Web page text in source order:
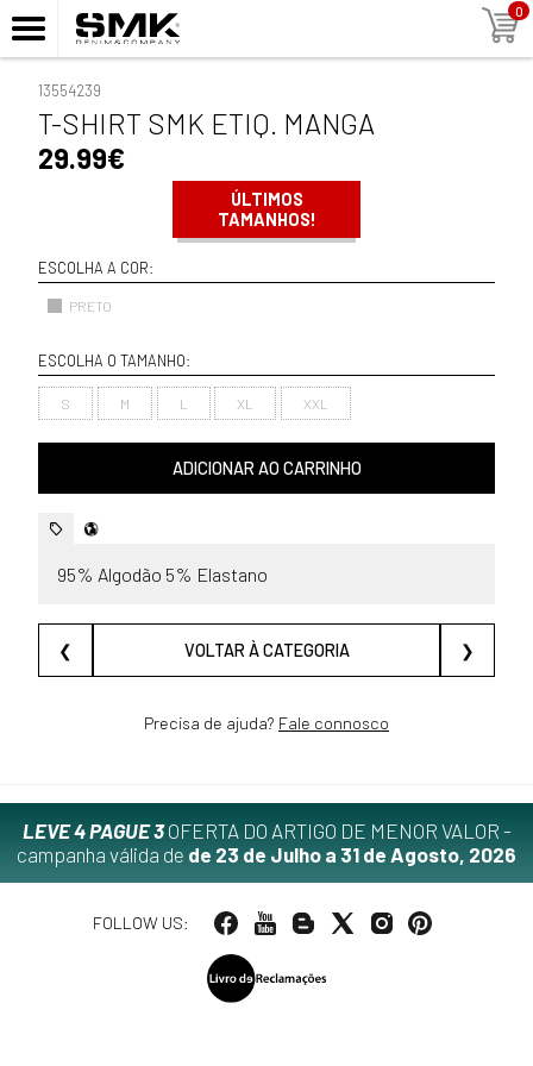
0
13554239
T-SHIRT SMK ETIQ. MANGA
29.99€
ÚLTIMOS
TAMANHOS!
ESCOLHA A COR:
PRETO
ESCOLHA O TAMANHO:
S M L XL XXL
ADICIONAR AO CARRINHO
95% Algodão 5% Elastano
❮ VOLTAR À CATEGORIA ❯
Precisa de ajuda? Fale connosco
LEVE 4 PAGUE 3OFERTA DO ARTIGO DE MENOR VALOR -
campanha válida de de 23 de Julho a 31 de Agosto, 2026
FOLLOW US: